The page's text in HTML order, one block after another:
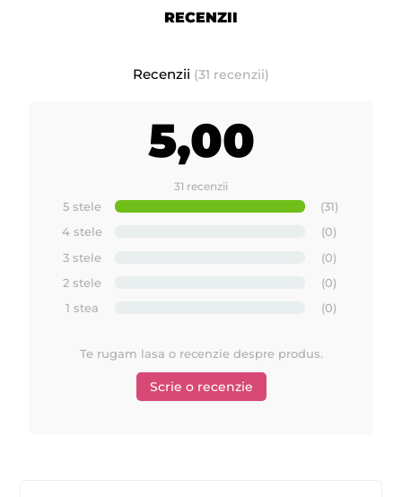
RECENZII
Recenzii (31 recenzii)
5,00
31 recenzii
5 stele
(31)
4 stele
(0)
3 stele
(0)
2 stele
(0)
1 stea
(0)
Te rugam lasa o recenzie despre produs.
Scrie o recenzie